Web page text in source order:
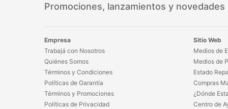
Promociones, lanzamientos y novedades
Empresa
Trabajá con Nosotros
Quiénes Somos
Términos y Condiciones
Políticas de Garantía
Términos y Promociones
Políticas de Privacidad
Sitio Web
Medios de
Medios de
Estado
Compras
¿Dónde
Centro de